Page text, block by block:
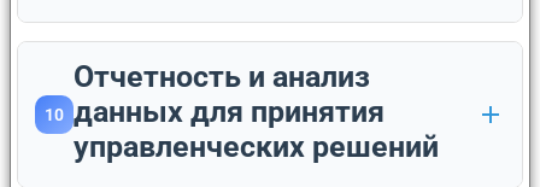
10
Отчетность и анализ
данных для принятия
управленческих решений